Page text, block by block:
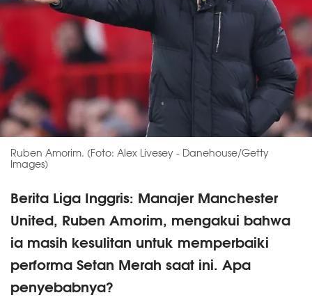
Ruben Amorim. (Foto: Alex Livesey - Danehouse/Getty
Images)
Berita Liga Inggris: Manajer Manchester
United, Ruben Amorim, mengakui bahwa
ia masih kesulitan untuk memperbaiki
performa Setan Merah saat ini. Apa
penyebabnya?